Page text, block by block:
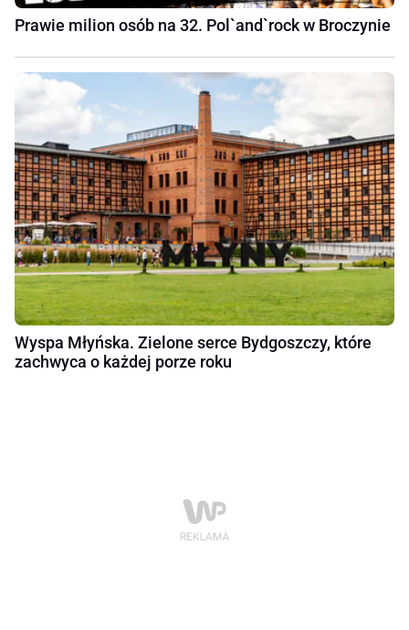
Prawie milion osób na 32. Pol`and`rock w Broczynie
Wyspa Młyńska. Zielone serce Bydgoszczy, które
zachwyca o każdej porze roku